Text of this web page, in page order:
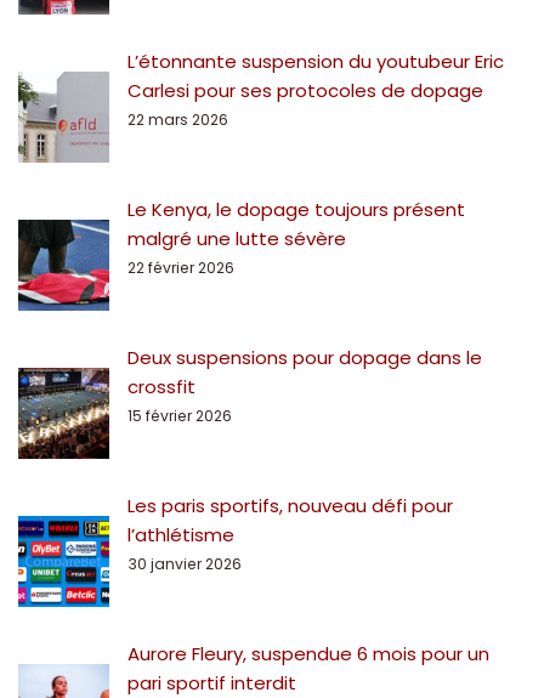
L’étonnante suspension du youtubeur Eric
Carlesi pour ses protocoles de dopage
22 mars 2026
Le Kenya, le dopage toujours présent
malgré une lutte sévère
22 février 2026
Deux suspensions pour dopage dans le
crossfit
15 février 2026
Les paris sportifs, nouveau défi pour
l’athlétisme
30 janvier 2026
Aurore Fleury, suspendue 6 mois pour un
pari sportif interdit